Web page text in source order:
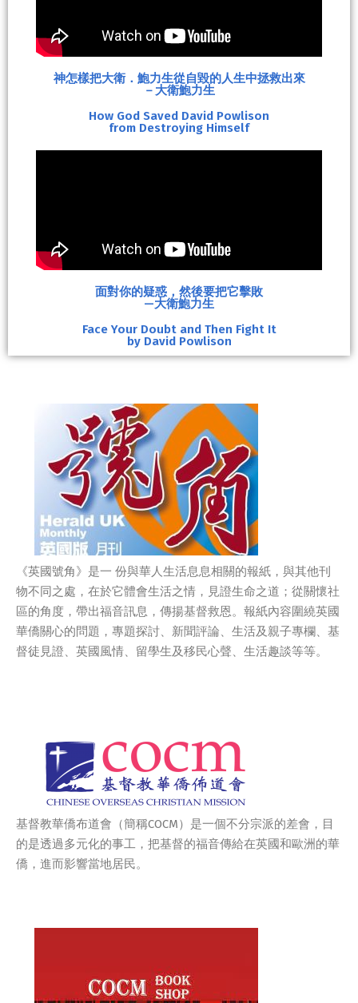
神怎樣把大衛．鮑力生從自毀的人生中拯救出來
－大衛鮑力生
How God Saved David Powlison
from Destroying Himself
面對你的疑惑，然後要把它擊敗
—大衛鮑力生
Face Your Doubt and Then Fight It
by David Powlison
《英國號角》是一 份與華人生活息息相關的報紙，與其他刊
物不同之處，在於它體會生活之情，見證生命之道；從關懷社
區的角度，帶出福音訊息，傳揚基督救恩。報紙內容圍繞英國
華僑關心的問題，專題探討、新聞評論、生活及親子專欄、基
督徒見證、英國風情、留學生及移民心聲、生活趣談等等。
基督教華僑布道會（簡稱COCM）是一個不分宗派的差會，目
的是透過多元化的事工，把基督的福音傳給在英國和歐洲的華
僑，進而影響當地居民。